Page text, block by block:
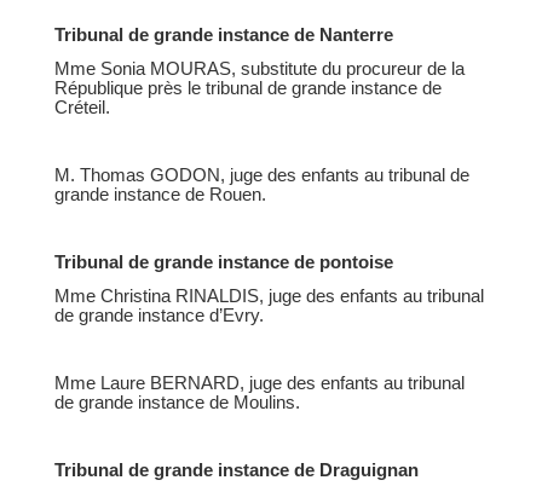
Tribunal de grande instance de Nanterre
Mme Sonia MOURAS, substitute du procureur de la
République près le tribunal de grande instance de
Créteil.
M. Thomas GODON, juge des enfants au tribunal de
grande instance de Rouen.
Tribunal de grande instance de pontoise
Mme Christina RINALDIS, juge des enfants au tribunal
de grande instance d’Evry.
Mme Laure BERNARD, juge des enfants au tribunal
de grande instance de Moulins.
Tribunal de grande instance de Draguignan